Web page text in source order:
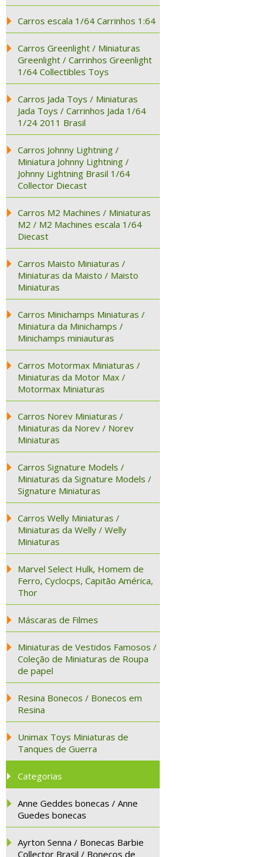
Carros escala 1/64 Carrinhos 1:64
Carros Greenlight / Miniaturas
Greenlight / Carrinhos Greenlight
1/64 Collectibles Toys
Carros Jada Toys / Miniaturas
Jada Toys / Carrinhos Jada 1/64
1/24 2011 Brasil
Carros Johnny Lightning /
Miniatura Johnny Lightning /
Johnny Lightning Brasil 1/64
Collector Diecast
Carros M2 Machines / Miniaturas
M2 / M2 Machines escala 1/64
Diecast
Carros Maisto Miniaturas /
Miniaturas da Maisto / Maisto
Miniaturas
Carros Minichamps Miniaturas /
Miniatura da Minichamps /
Minichamps miniauturas
Carros Motormax Miniaturas /
Miniaturas da Motor Max /
Motormax Miniaturas
Carros Norev Miniaturas /
Miniaturas da Norev / Norev
Miniaturas
Carros Signature Models /
Miniaturas da Signature Models /
Signature Miniaturas
Carros Welly Miniaturas /
Miniaturas da Welly / Welly
Miniaturas
Marvel Select Hulk, Homem de
Ferro, Cyclocps, Capitão América,
Thor
Máscaras de Filmes
Miniaturas de Vestidos Famosos /
Coleção de Miniaturas de Roupa
de papel
Resina Bonecos / Bonecos em
Resina
Unimax Toys Miniaturas de
Tanques de Guerra
Categorias
Anne Geddes bonecas / Anne
Guedes bonecas
Ayrton Senna / Bonecas Barbie
Collector Brasil / Bonecos de